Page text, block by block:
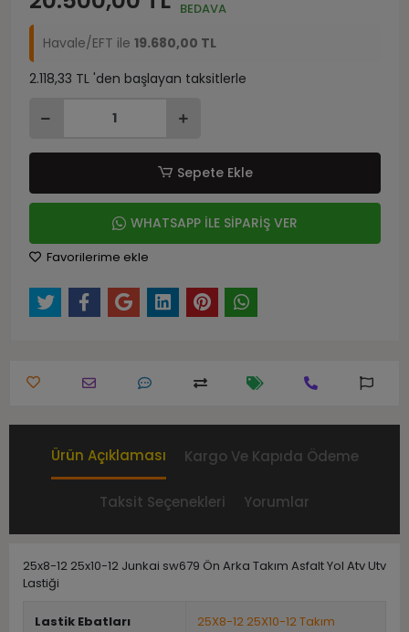
BEDAVA
Havale/EFT ile 19.680,00 TL
2.118,33 TL 'den başlayan taksitlerle
Sepete Ekle
WHATSAPP İLE SİPARİŞ VER
Favorilerime ekle
Ürün Açıklaması Kargo Ve Kapıda Ödeme
Taksit Seçenekleri Yorumlar
25x8-12 25x10-12 Junkai sw679 Ön Arka Takım Asfalt Yol Atv Utv
Lastiği
Lastik Ebatları 25X8-12 25X10-12 Takım